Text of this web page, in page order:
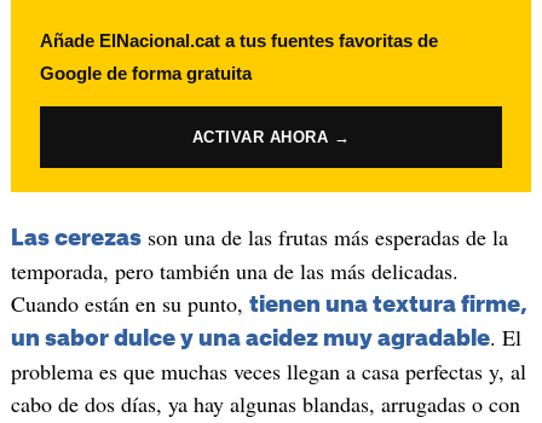
Añade ElNacional.cat a tus fuentes favoritas de
Google de forma gratuita
ACTIVAR AHORA →
Las cerezasson una de las frutas más esperadas de la
temporada, pero también una de las más delicadas.
Cuando están en su punto, tienen una textura firme,
un sabor dulce y una acidez muy agradable. El
problema es que muchas veces llegan a casa perfectas y, al
cabo de dos días, ya hay algunas blandas, arrugadas o con